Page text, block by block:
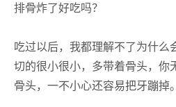
排骨炸了好吃吗？
吃过以后，我都理解不了为什么
切的很小很小，多带着骨头，你
骨头，一不小心还容易把牙蹦掉。